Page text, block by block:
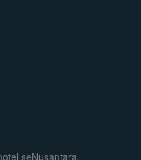
seNusantara.